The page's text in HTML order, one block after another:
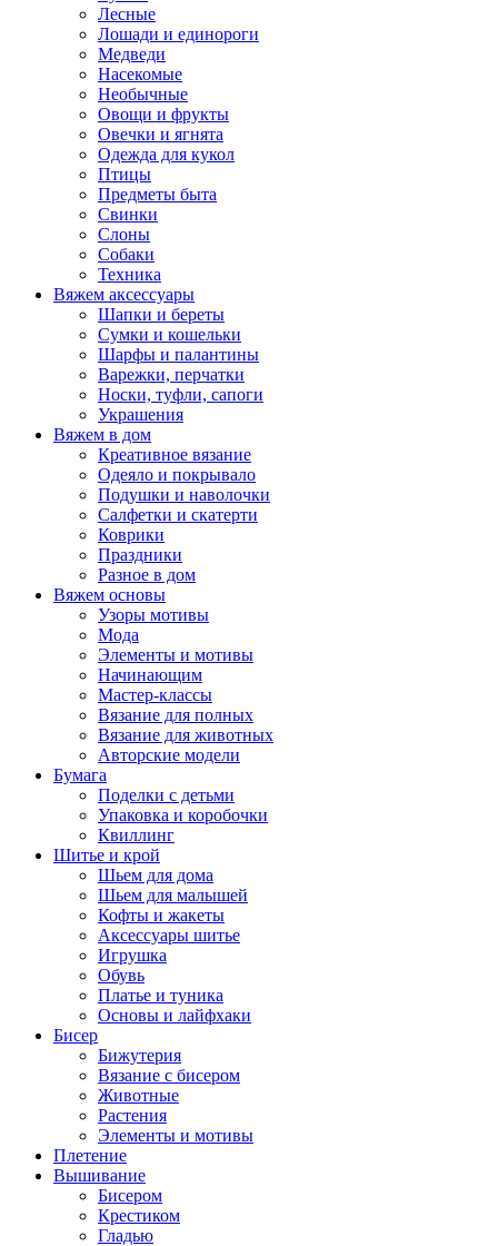
Лесные
Лошади и единороги
Медведи
Насекомые
Необычные
Овощи и фрукты
Овечки и ягнята
Одежда для кукол
Птицы
Предметы быта
Свинки
Слоны
Собаки
Техника
Вяжем аксессуары
Шапки и береты
Сумки и кошельки
Шарфы и палантины
Варежки, перчатки
Носки, туфли, сапоги
Украшения
Вяжем в дом
Креативное вязание
Одеяло и покрывало
Подушки и наволочки
Салфетки и скатерти
Коврики
Праздники
Разное в дом
Вяжем основы
Узоры мотивы
Мода
Элементы и мотивы
Начинающим
Мастер-классы
Вязание для полных
Вязание для животных
Авторские модели
Бумага
Поделки с детьми
Упаковка и коробочки
Квиллинг
Шитье и крой
Шьем для дома
Шьем для малышей
Кофты и жакеты
Аксессуары шитье
Игрушка
Обувь
Платье и туника
Основы и лайфхаки
Бисер
Бижутерия
Вязание с бисером
Животные
Растения
Элементы и мотивы
Плетение
Вышивание
Бисером
Крестиком
Гладью